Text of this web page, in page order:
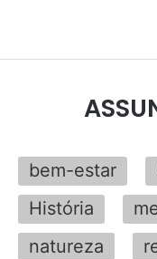
bem-estar
História
natureza